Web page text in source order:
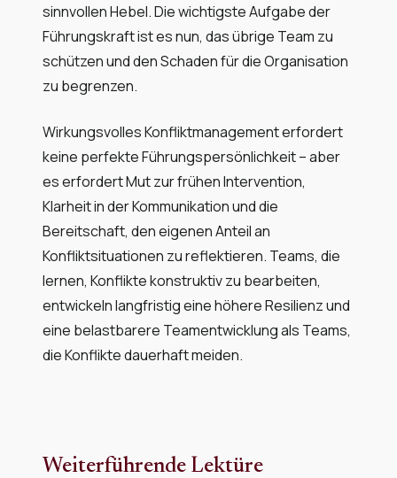
sinnvollen Hebel. Die wichtigste Aufgabe der
Führungskraft ist es nun, das übrige Team zu
schützen und den Schaden für die Organisation
zu begrenzen.
Wirkungsvolles Konfliktmanagement erfordert
keine perfekte Führungspersönlichkeit – aber
es erfordert Mut zur frühen Intervention,
Klarheit in der Kommunikation und die
Bereitschaft, den eigenen Anteil an
Konfliktsituationen zu reflektieren. Teams, die
lernen, Konflikte konstruktiv zu bearbeiten,
entwickeln langfristig eine höhere Resilienz und
eine belastbarere Teamentwicklung als Teams,
die Konflikte dauerhaft meiden.
Weiterführende Lektüre